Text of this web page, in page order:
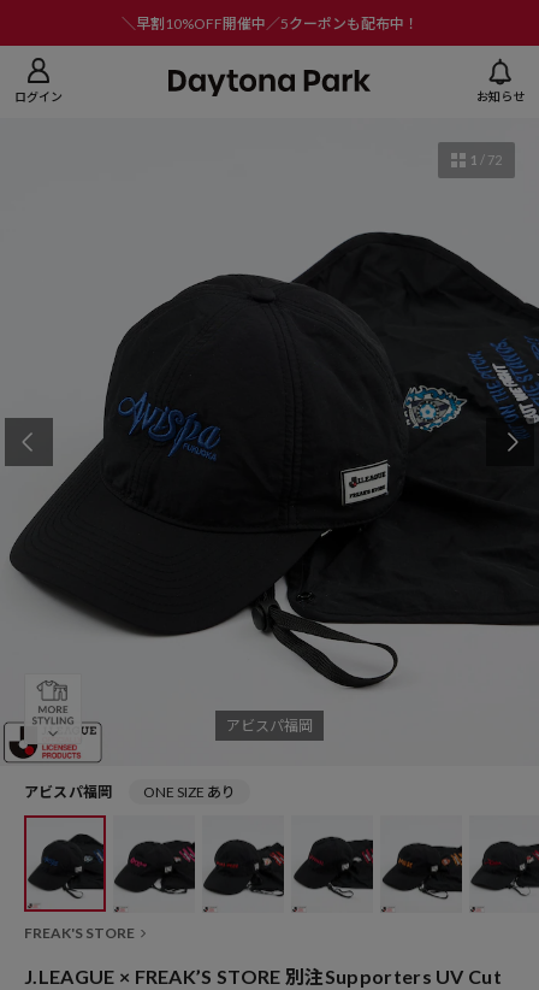
＼早割10%OFF開催中／5クーポンも配布中！
ログイン お知らせ
アビスパ福岡
1 / 72
アビスパ福岡 ONE SIZE あり
FREAK'S STORE
J.LEAGUE × FREAK’S STORE 別注Supporters UV Cut